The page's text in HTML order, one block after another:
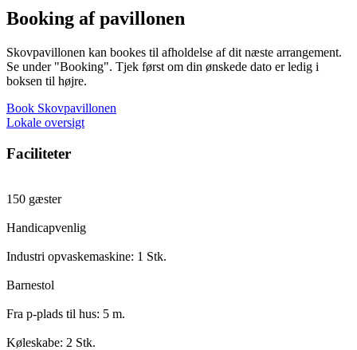
Booking af pavillonen
Skovpavillonen kan bookes til afholdelse af dit næste arrangement.
Se under "Booking". Tjek først om din ønskede dato er ledig i
boksen til højre.
Book Skovpavillonen
Lokale oversigt
Faciliteter
150 gæster
Handicapvenlig
Industri opvaskemaskine: 1 Stk.
Barnestol
Fra p-plads til hus: 5 m.
Køleskabe: 2 Stk.